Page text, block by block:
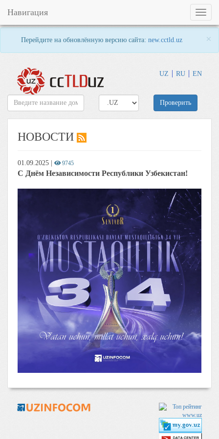
Перейдите на обновлённую версию сайта: new.cctld.uz ×
UZ RU EN
Toggle
Навигация
Проверить
НОВОСТИ
01.09.2025 9745
С Днём Независимости Республики Узбекистан!